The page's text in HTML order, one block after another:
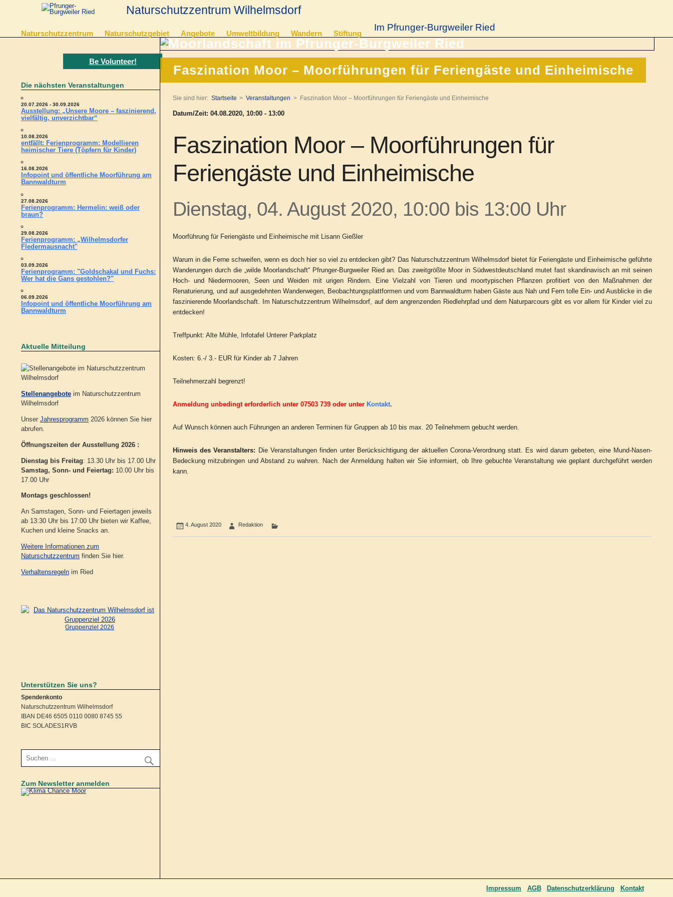
Naturschutzzentrum Wilhelmsdorf
Im Pfrunger-Burgweiler Ried
Naturschutzzentrum Naturschutzgebiet Angebote Umweltbildung Wandern Stiftung
Faszination Moor – Moorführungen für Feriengäste und Einheimische
Sie sind hier: Startseite Veranstaltungen Faszination Moor – Moorführungen für Feriengäste und Einheimische
Datum/Zeit: 04.08.2020, 10:00 - 13:00
Faszination Moor – Moorführungen für
Feriengäste und Einheimische
Dienstag, 04. August 2020, 10:00 bis 13:00 Uhr
Moorführung für Feriengäste und Einheimische mit Lisann Gießler
Warum in die Ferne schweifen, wenn es doch hier so viel zu entdecken gibt? Das Naturschutzzentrum Wilhelmsdorf bietet für Feriengäste und Einheimische geführte
Wanderungen durch die „wilde Moorlandschaft“ Pfrunger-Burgweiler Ried an. Das zweitgrößte Moor in Südwestdeutschland mutet fast skandinavisch an mit seinen
Hoch- und Niedermooren, Seen und Weiden mit urigen Rindern. Eine Vielzahl von Tieren und moortypischen Pflanzen profitiert von den Maßnahmen der
Renaturierung, und auf ausgedehnten Wanderwegen, Beobachtungsplattformen und vom Bannwaldturm haben Gäste aus Nah und Fern tolle Ein- und Ausblicke in die
faszinierende Moorlandschaft. Im Naturschutzzentrum Wilhelmsdorf, auf dem angrenzenden Riedlehrpfad und dem Naturparcours gibt es vor allem für Kinder viel zu
entdecken!
Treffpunkt: Alte Mühle, Infotafel Unterer Parkplatz
Kosten: 6.-/ 3.- EUR für Kinder ab 7 Jahren
Teilnehmerzahl begrenzt!
Anmeldung unbedingt erforderlich unter 07503 739 oder unter Kontakt.
Auf Wunsch können auch Führungen an anderen Terminen für Gruppen ab 10 bis max. 20 Teilnehmern gebucht werden.
Hinweis des Veranstalters: Die Veranstaltungen finden unter Berücksichtigung der aktuellen Corona-Verordnung statt. Es wird darum gebeten, eine Mund-Nasen-
Bedeckung mitzubringen und Abstand zu wahren. Nach der Anmeldung halten wir Sie informiert, ob Ihre gebuchte Veranstaltung wie geplant durchgeführt werden
kann.
4. August 2020 Redaktion
Be Volunteer!
Die nächsten Veranstaltungen
20.07.2026 - 30.09.2026
Ausstellung: „Unsere Moore – faszinierend,
vielfältig, unverzichtbar“
10.08.2026
entfällt: Ferienprogramm: Modellieren
heimischer Tiere (Töpfern für Kinder)
16.08.2026
Infopoint und öffentliche Moorführung am
Bannwaldturm
27.08.2026
Ferienprogramm: Hermelin: weiß oder
braun?
29.08.2026
Ferienprogramm: „Wilhelmsdorfer
Fledermausnacht"
03.09.2026
Ferienprogramm: "Goldschakal und Fuchs:
Wer hat die Gans gestohlen?"
06.09.2026
Infopoint und öffentliche Moorführung am
Bannwaldturm
Aktuelle Mitteilung
Stellenangebote im Naturschutzzentrum
Wilhelmsdorf
Unser Jahresprogramm 2026 können Sie hier
abrufen.
Öffnungszeiten der Ausstellung 2026 :
Dienstag bis Freitag: 13.30 Uhr bis 17.00 Uhr
Samstag, Sonn- und Feiertag: 10.00 Uhr bis
17.00 Uhr
Montags geschlossen!
An Samstagen, Sonn- und Feiertagen jeweils
ab 13:30 Uhr bis 17:00 Uhr bieten wir Kaffee,
Kuchen und kleine Snacks an.
Weitere Informationen zum
Naturschutzzentrum finden Sie hier.
Verhaltensregeln im Ried
Gruppenziel 2026
Unterstützen Sie uns?
Spendenkonto
Naturschutzzentrum Wilhelmsdorf
IBAN DE46 6505 0110 0080 8745 55
BIC SOLADES1RVB
Zum Newsletter anmelden
Kontakt
Datenschutzerklärung
AGB
Impressum